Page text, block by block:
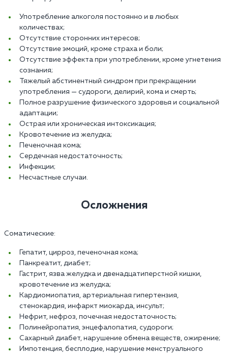
Употребление алкоголя постоянно и в любых
количествах;
Отсутствие сторонних интересов;
Отсутствие эмоций, кроме страха и боли;
Отсутствие эффекта при употреблении, кроме угнетения
сознания;
Тяжелый абстинентный синдром при прекращении
употребления — судороги, делирий, кома и смерть;
Полное разрушение физического здоровья и социальной
адаптации;
Острая или хроническая интоксикация;
Кровотечение из желудка;
Печеночная кома;
Сердечная недостаточность;
Инфекции;
Несчастные случаи.
Осложнения
Соматические:
Гепатит, цирроз, печеночная кома;
Панкреатит, диабет;
Гастрит, язва желудка и двенадцатиперстной кишки,
кровотечение из желудка;
Кардиомиопатия, артериальная гипертензия,
стенокардия, инфаркт миокарда, инсульт;
Нефрит, нефроз, почечная недостаточность;
Полинейропатия, энцефалопатия, судороги;
Сахарный диабет, нарушение обмена веществ, ожирение;
Импотенция, бесплодие, нарушение менструального